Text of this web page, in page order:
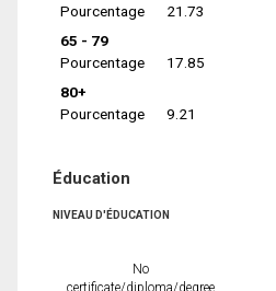
Pourcentage
21.73
65 - 79
Pourcentage
17.85
80+
Pourcentage
9.21
Éducation
NIVEAU D'ÉDUCATION
No
certificate/diploma/degree